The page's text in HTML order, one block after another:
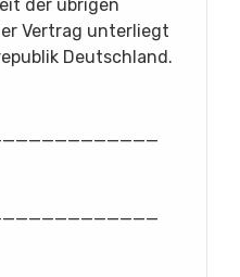
der übrigen
Vertrag unterliegt
Deutschland.